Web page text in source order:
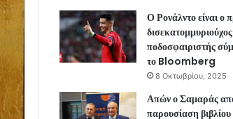
Ο Ρονάλντο είναι ο
δισεκατομμυριούχος
ποδοσφαιριστής
το Bloomberg
8 Οκτωβρίου, 2025
Απών ο Σαμαράς
παρουσίαση βιβλίου